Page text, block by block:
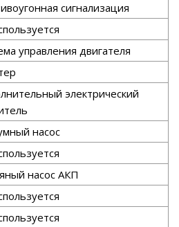
сигнализация
управления двигателя
электрический
насос
насос АКП